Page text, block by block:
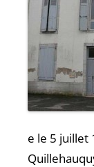
e le 5 juillet